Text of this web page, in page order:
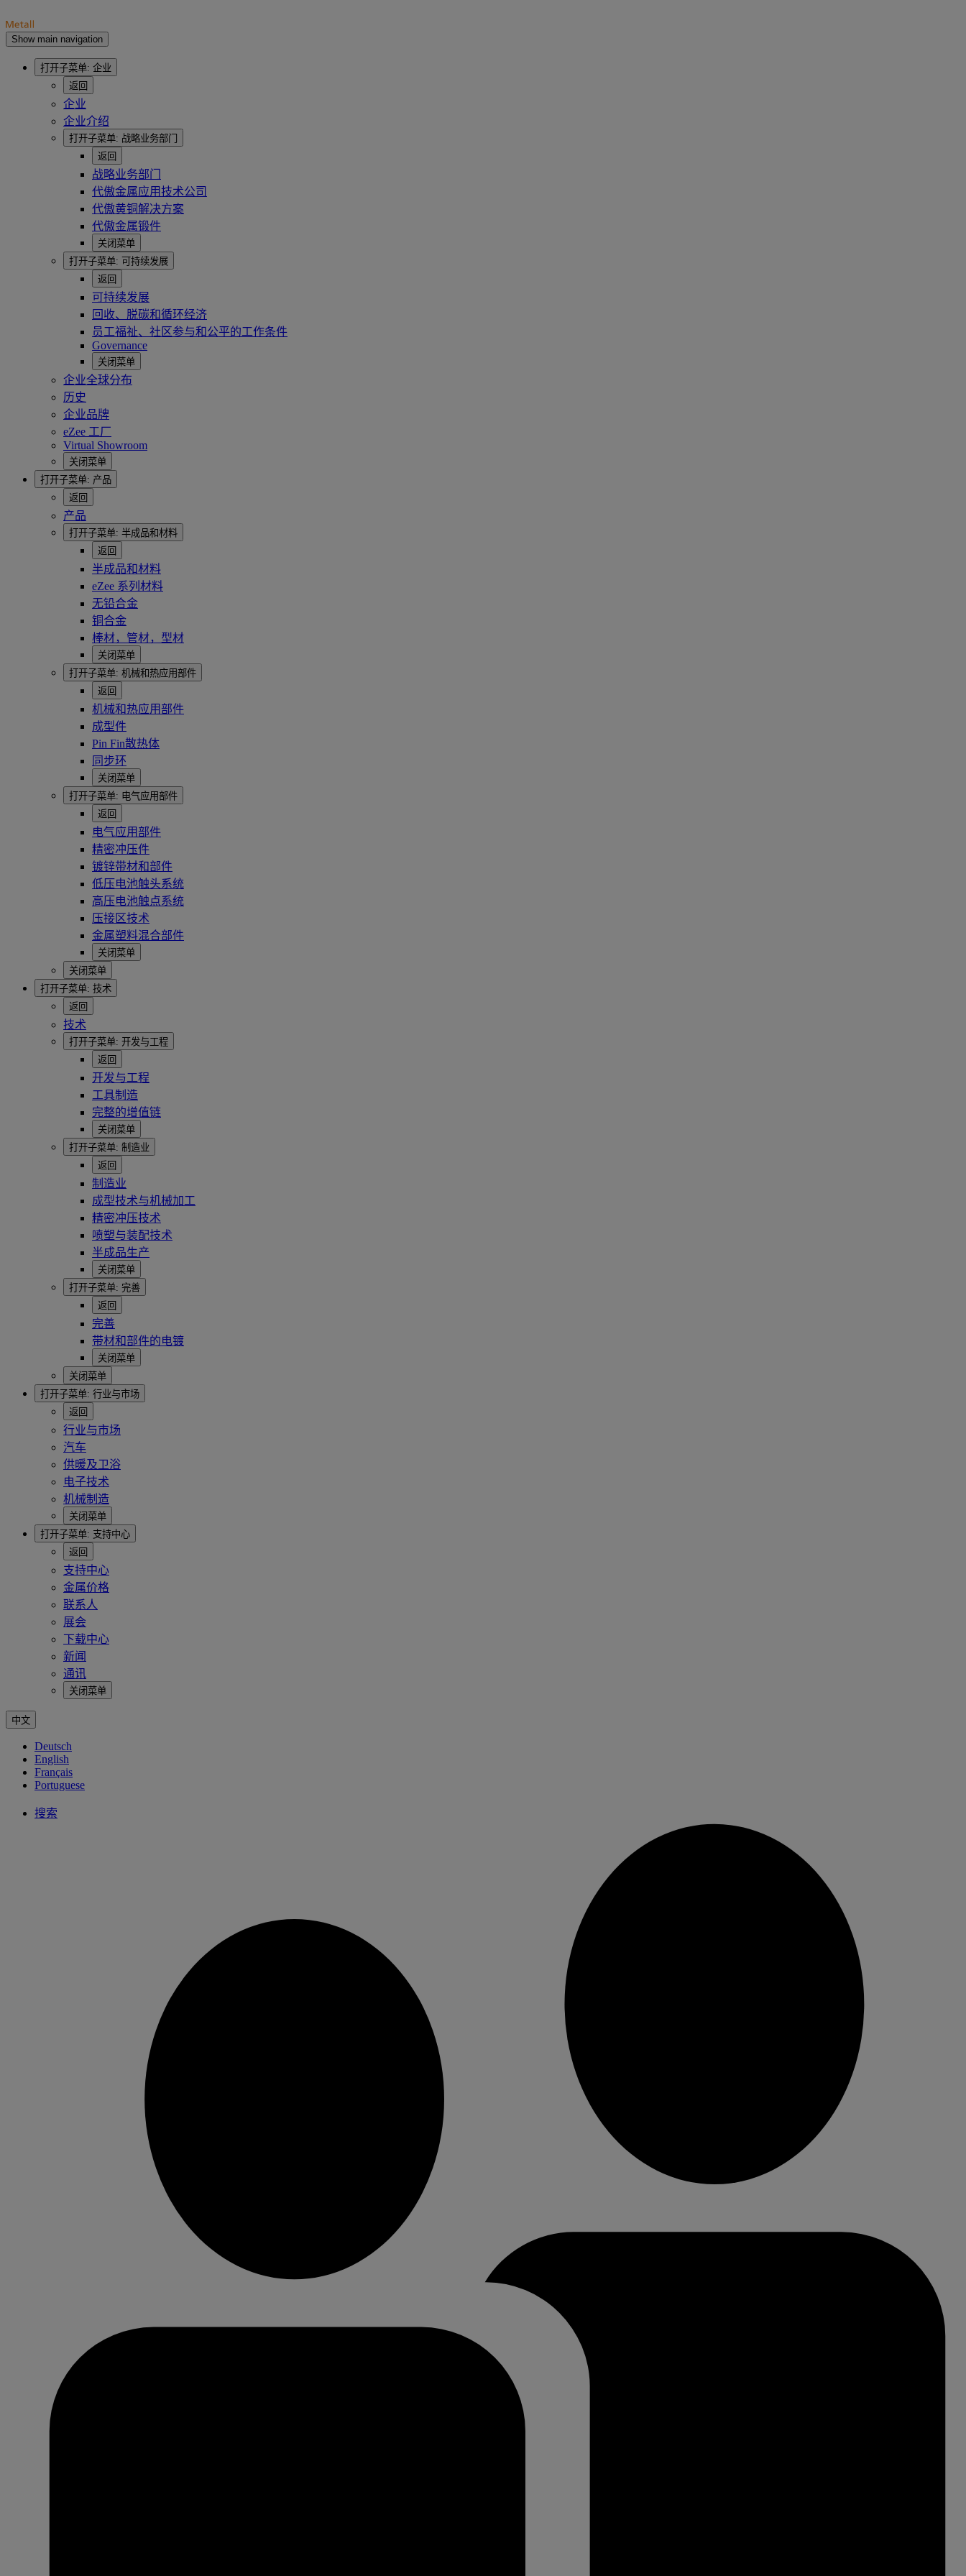
Show main navigation
打开子菜单: 企业
返回
企业
企业介绍
打开子菜单: 战略业务部门
返回
战略业务部门
代傲金属应用技术公司
代傲黄铜解决方案
代傲金属锻件
关闭菜单
打开子菜单: 可持续发展
返回
可持续发展
回收、脱碳和循环经济
员工福祉、社区参与和公平的工作条件
Governance
关闭菜单
企业全球分布
历史
企业品牌
eZee 工厂
Virtual Showroom
关闭菜单
打开子菜单: 产品
返回
产品
打开子菜单: 半成品和材料
返回
半成品和材料
eZee 系列材料
无铅合金
铜合金
棒材，管材，型材
关闭菜单
打开子菜单: 机械和热应用部件
返回
机械和热应用部件
成型件
Pin Fin散热体
同步环
关闭菜单
打开子菜单: 电气应用部件
返回
电气应用部件
精密冲压件
镀锌带材和部件
低压电池触头系统
高压电池触点系统
压接区技术
金属塑料混合部件
关闭菜单
关闭菜单
打开子菜单: 技术
返回
技术
打开子菜单: 开发与工程
返回
开发与工程
工具制造
完整的增值链
关闭菜单
打开子菜单: 制造业
返回
制造业
成型技术与机械加工
精密冲压技术
喷塑与装配技术
半成品生产
关闭菜单
打开子菜单: 完善
返回
完善
带材和部件的电镀
关闭菜单
关闭菜单
打开子菜单: 行业与市场
返回
行业与市场
汽车
供暖及卫浴
电子技术
机械制造
关闭菜单
打开子菜单: 支持中心
返回
支持中心
金属价格
联系人
展会
下载中心
新闻
通讯
关闭菜单
中文
Deutsch
English
Français
Portuguese
搜索